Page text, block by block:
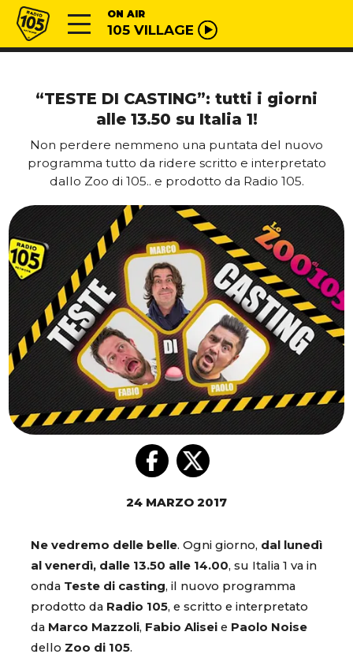
Vai al contenuto
Radio 105 ON AIR
105 VILLAGE
“TESTE DI CASTING”: tutti i giorni
alle 13.50 su Italia 1!
Non perdere nemmeno una puntata del nuovo
programma tutto da ridere scritto e interpretato
dallo Zoo di 105.. e prodotto da Radio 105.
24 MARZO 2017
Ne vedremo delle belle. Ogni giorno, dal lunedì
al venerdì, dalle 13.50 alle 14.00, su Italia 1 va in
onda Teste di casting, il nuovo programma
prodotto da Radio 105, e scritto e interpretato
da Marco Mazzoli, Fabio Alisei e Paolo Noise
dello Zoo di 105.